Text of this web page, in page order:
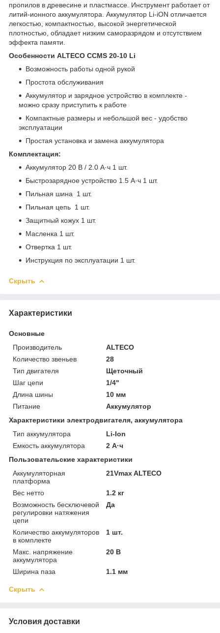
пропилов в древесине и пластмассе. Инструмент работает от
литий-ионного аккумулятора. Аккумулятор Li-iON отличается
легкостью, компактностью, высокой энергетической
плотностью, обладает низким саморазрядом и отсутствием
эффекта памяти.
Особенности ALTECO CCMS 20-10 Li
Возможность работы одной рукой
Простота обслуживания
Аккумулятор и зарядное устройство в комплекте -
можно сразу приступить к работе
Компактные размеры и небольшой вес - удобство
эксплуатации
Простая установка и замена аккумулятора
Комплектация:
Аккумулятор 20 В / 2.0 А·ч 1 шт.
Быстрозарядное устройство 1.5 А·ч 1 шт.
Пильная шина 1 шт.
Пильная цепь 1 шт.
Защитный кожух 1 шт.
Масленка 1 шт.
Отвертка 1 шт.
Инструкция по эксплуатации 1 шт.
Скрыть
Характеристики
Основные
Производитель
ALTECO
Количество звеньев
28
Тип двигателя
Щеточный
Шаг цепи
1/4"
Длина шины
10 мм
Питание
Аккумулятор
Характеристики электродвигателя, аккумулятора
Тип аккумулятора
Li-Ion
Емкость аккумулятора
2 А·ч
Пользовательские характеристики
Аккумуляторная
платформа
21Vmax ALTECO
Вес нетто
1.2 кг
Возможность бесключевой
регулировки натяжения
цепи
Да
Количество аккумуляторов
в комплекте
1 шт.
Макс. напряжение
аккумулятора
20 В
Ширина паза 1.1 мм
Скрыть
Условия доставки